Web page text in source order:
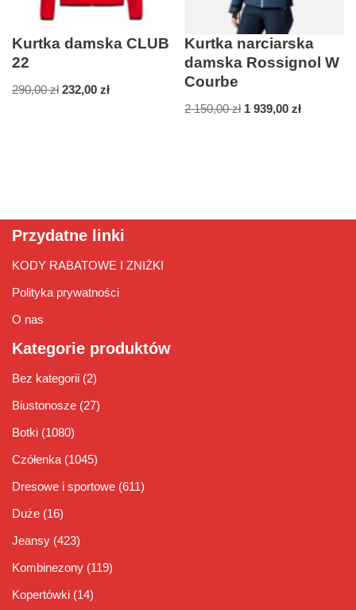
Kurtka damska CLUB
22
290,00zł 232,00 zł
Kurtka narciarska
damska Rossignol W
Courbe
2 150,00zł 1 939,00zł
Przydatne linki
KODY RABATOWE I ZNIŻKI
Polityka prywatności
O nas
Kategorie produktów
Bez kategorii (2)
Biustonosze (27)
Botki (1080)
Czółenka (1045)
Dresowe i sportowe (611)
Duże (16)
Jeansy (423)
Kombinezony (119)
Kopertówki (14)